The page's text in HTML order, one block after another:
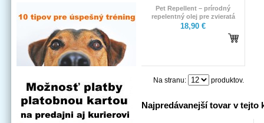
Pet Repellent – prírodný
repelentný olej pre zvieratá
(hlavne psy) s ľahkou
aplikáciou vo forme spreju
18,90 €
Na stranu: produktov.
Najpredávanejší tovar v tejto